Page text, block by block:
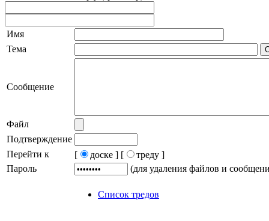
Имя
Тема
Сообщение
Файл
Подтверждение
Перейти к
[ доске ] [
треду ]
Пароль
(для удаления файлов и
Список тредов